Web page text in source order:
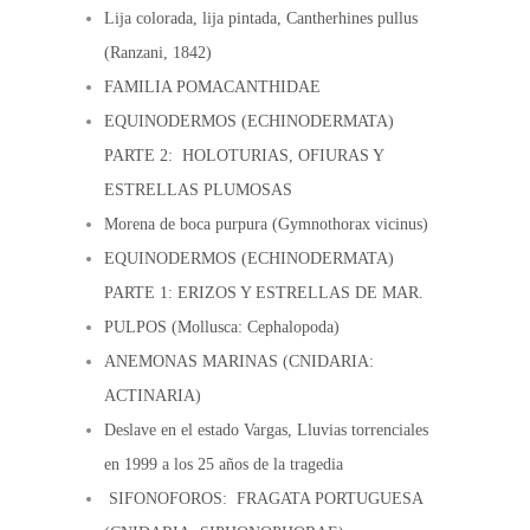
on
the
product
page
on
product
page
Lija colorada, lija pintada, Cantherhines pullus
(Ranzani, 1842)
FAMILIA POMACANTHIDAE
EQUINODERMOS (ECHINODERMATA)
PARTE 2: HOLOTURIAS, OFIURAS Y
ESTRELLAS PLUMOSAS
Morena de boca purpura (Gymnothorax vicinus)
EQUINODERMOS (ECHINODERMATA)
PARTE 1: ERIZOS Y ESTRELLAS DE MAR.
PULPOS (Mollusca: Cephalopoda)
ANEMONAS MARINAS (CNIDARIA:
ACTINARIA)
Deslave en el estado Vargas, Lluvias torrenciales
en 1999 a los 25 años de la tragedia
SIFONOFOROS: FRAGATA PORTUGUESA